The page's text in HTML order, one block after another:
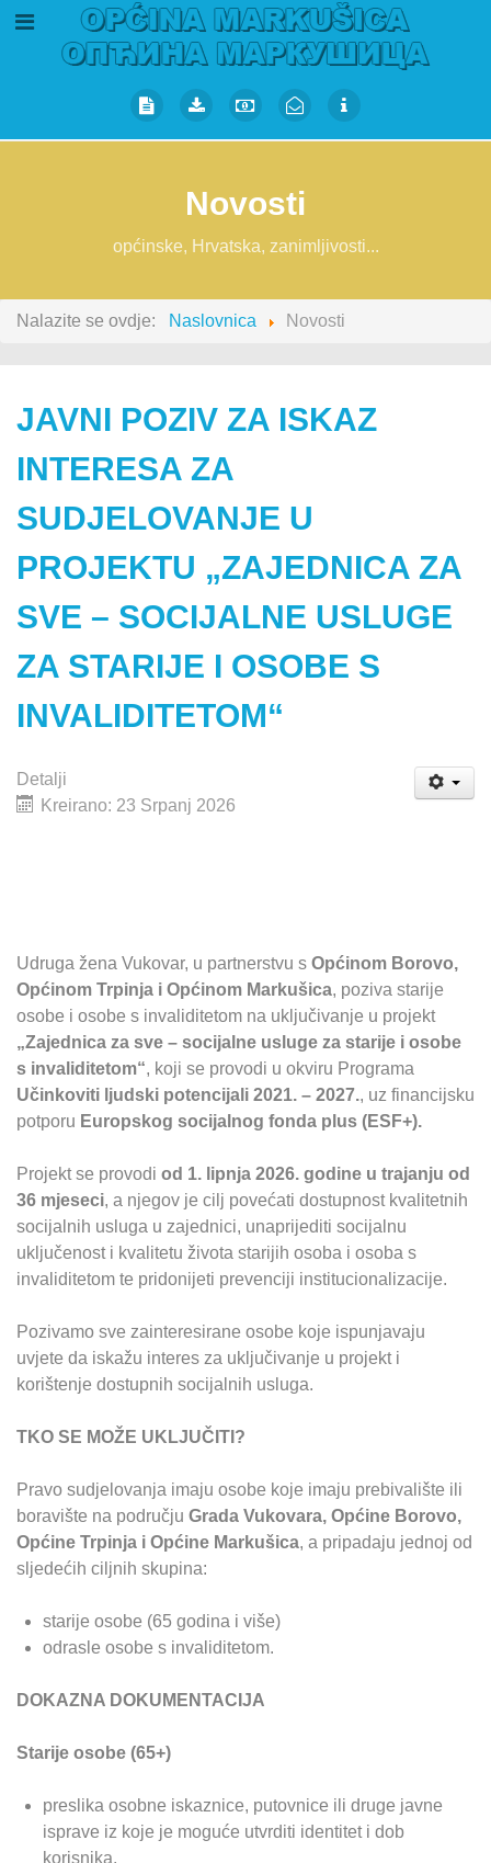
Novosti
općinske, Hrvatska, zanimljivosti...
Nalazite se ovdje: Naslovnica Novosti
JAVNI POZIV ZA ISKAZ
INTERESA ZA
SUDJELOVANJE U
PROJEKTU „ZAJEDNICA ZA
SVE – SOCIJALNE USLUGE
ZA STARIJE I OSOBE S
INVALIDITETOM“
Detalji
Kreirano: 23 Srpanj 2026
Udruga žena Vukovar, u partnerstvu s Općinom Borovo,
Općinom Trpinja i Općinom Markušica, poziva starije
osobe i osobe s invaliditetom na uključivanje u projekt
„Zajednica za sve – socijalne usluge za starije i osobe
s invaliditetom“, koji se provodi u okviru Programa
Učinkoviti ljudski potencijali 2021. – 2027., uz financijsku
potporu Europskog socijalnog fonda plus (ESF+).
Projekt se provodi od 1. lipnja 2026. godine u trajanju od
36 mjeseci, a njegov je cilj povećati dostupnost kvalitetnih
socijalnih usluga u zajednici, unaprijediti socijalnu
uključenost i kvalitetu života starijih osoba i osoba s
invaliditetom te pridonijeti prevenciji institucionalizacije.
Pozivamo sve zainteresirane osobe koje ispunjavaju
uvjete da iskažu interes za uključivanje u projekt i
korištenje dostupnih socijalnih usluga.
TKO SE MOŽE UKLJUČITI?
Pravo sudjelovanja imaju osobe koje imaju prebivalište ili
boravište na području Grada Vukovara, Općine Borovo,
Općine Trpinja i Općine Markušica, a pripadaju jednoj od
sljedećih ciljnih skupina:
starije osobe (65 godina i više)
odrasle osobe s invaliditetom.
DOKAZNA DOKUMENTACIJA
Starije osobe (65+)
preslika osobne iskaznice, putovnice ili druge javne
isprave iz koje je moguće utvrditi identitet i dob
korisnika.